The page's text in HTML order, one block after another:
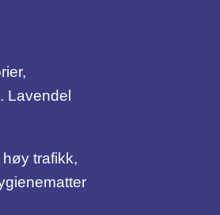
Lavendel
trafikk,